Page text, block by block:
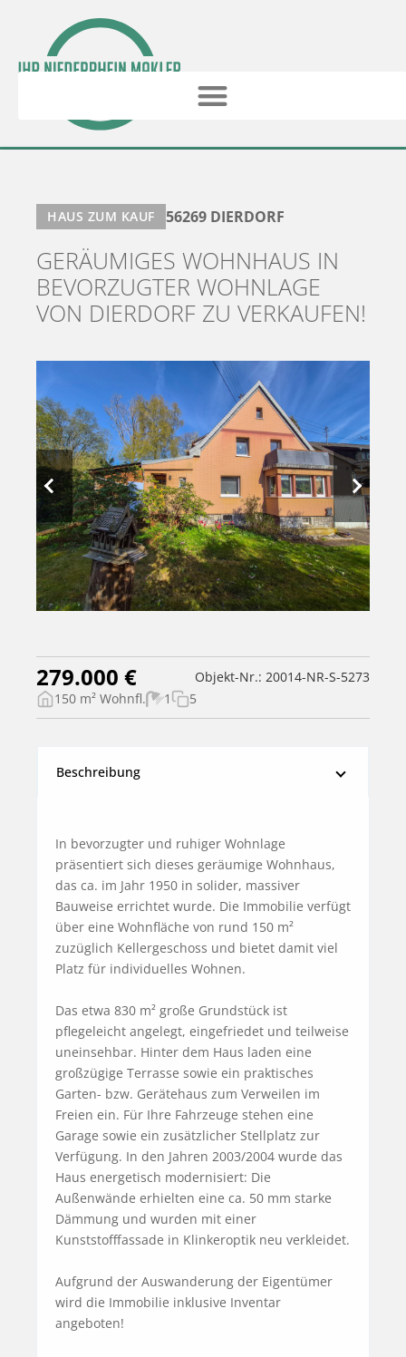
HAUS ZUM KAUF 56269 DIERDORF
GERÄUMIGES WOHNHAUS IN
BEVORZUGTER WOHNLAGE
VON DIERDORF ZU VERKAUFEN!
279.000 €
Objekt-Nr.: 20014-NR-S-5273
150 m² Wohnfl.
1 5
Beschreibung
In bevorzugter und ruhiger Wohnlage
präsentiert sich dieses geräumige Wohnhaus,
das ca. im Jahr 1950 in solider, massiver
Bauweise errichtet wurde. Die Immobilie verfügt
über eine Wohnfläche von rund 150 m²
zuzüglich Kellergeschoss und bietet damit viel
Platz für individuelles Wohnen.
Das etwa 830 m² große Grundstück ist
pflegeleicht angelegt, eingefriedet und teilweise
uneinsehbar. Hinter dem Haus laden eine
großzügige Terrasse sowie ein praktisches
Garten- bzw. Gerätehaus zum Verweilen im
Freien ein. Für Ihre Fahrzeuge stehen eine
Garage sowie ein zusätzlicher Stellplatz zur
Verfügung. In den Jahren 2003/2004 wurde das
Haus energetisch modernisiert: Die
Außenwände erhielten eine ca. 50 mm starke
Dämmung und wurden mit einer
Kunststofffassade in Klinkeroptik neu verkleidet.
Aufgrund der Auswanderung der Eigentümer
wird die Immobilie inklusive Inventar
angeboten!